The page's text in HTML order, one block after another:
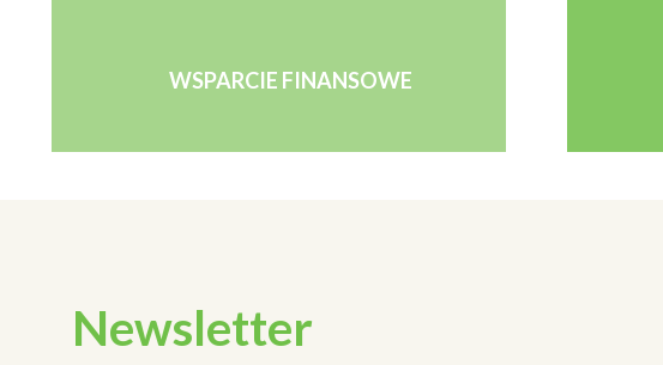
WSPARCIE FINANSOWE
Newsletter